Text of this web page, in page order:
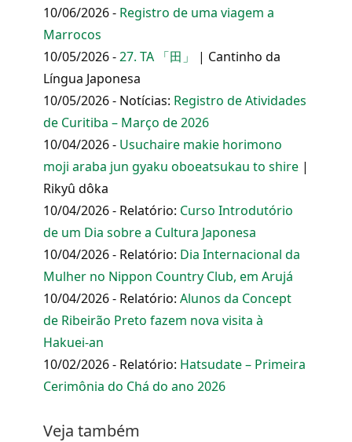
10/06/2026 - Registro de uma viagem a
Marrocos
10/05/2026 -27. TA 「田」
| Cantinho da
Língua Japonesa
10/05/2026 - Notícias: Registro de Atividades
de Curitiba – Março de 2026
10/04/2026 - Usuchaire makie horimono
moji araba jun gyaku oboeatsukau to shire |
Rikyû dôka
10/04/2026 - Relatório: Curso Introdutório
de um Dia sobre a Cultura Japonesa
10/04/2026 - Relatório: Dia Internacional da
Mulher no Nippon Country Club, em Arujá
10/04/2026 - Relatório: Alunos da Concept
de Ribeirão Preto fazem nova visita à
Hakuei-an
10/02/2026 - Relatório: Hatsudate – Primeira
Cerimônia do Chá do ano 2026
Veja também